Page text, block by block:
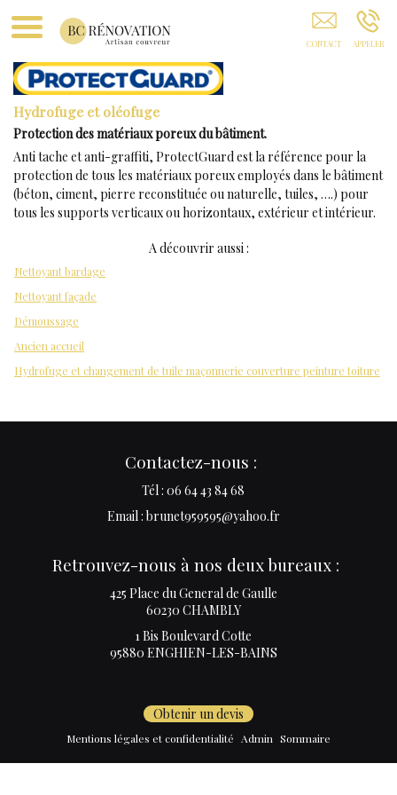
Hydrofuge et oléofuge
Protection des matériaux poreux du bâtiment.
Anti tache et anti-graffiti, ProtectGuard est la référence pour la
protection de tous les matériaux poreux employés dans le bâtiment
(béton, ciment, pierre reconstituée ou naturelle, tuiles, ….) pour
tous les supports verticaux ou horizontaux, extérieur et intérieur.
A découvrir aussi :
Nettoyant bardage
Nettoyant façade
Démoussage
Ancien accueil
Hydrofuge et changement de tuile maçonnerie couverture peinture toiture
Contactez-nous :
Tél : 06 64 43 84 68
Email : brunet959595@yahoo.fr
Retrouvez-nous à nos deux bureaux :
425 Place du General de Gaulle
60230 CHAMBLY
1 Bis Boulevard Cotte
95880 ENGHIEN-LES-BAINS
Obtenir un devis
Mentions légales et confidentialité Admin Sommaire